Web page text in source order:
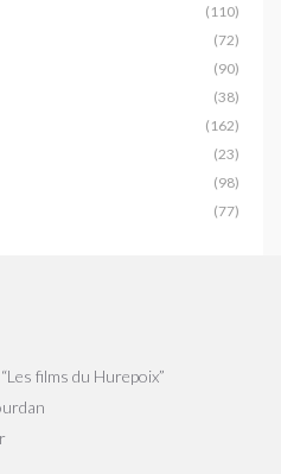
(110)
(72)
(90)
(38)
(162)
(23)
(98)
(77)
films du Hurepoix”